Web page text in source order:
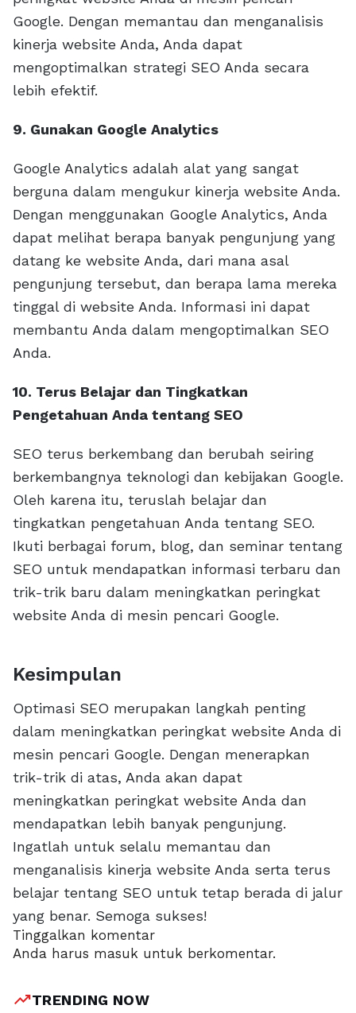
Google. Dengan memantau dan menganalisis
kinerja website Anda, Anda dapat
mengoptimalkan strategi SEO Anda secara
lebih efektif.
9. Gunakan Google Analytics
Google Analytics adalah alat yang sangat
berguna dalam mengukur kinerja website Anda.
Dengan menggunakan Google Analytics, Anda
dapat melihat berapa banyak pengunjung yang
datang ke website Anda, dari mana asal
pengunjung tersebut, dan berapa lama mereka
tinggal di website Anda. Informasi ini dapat
membantu Anda dalam mengoptimalkan SEO
Anda.
10. Terus Belajar dan Tingkatkan
Pengetahuan Anda tentang SEO
SEO terus berkembang dan berubah seiring
berkembangnya teknologi dan kebijakan Google.
Oleh karena itu, teruslah belajar dan
tingkatkan pengetahuan Anda tentang SEO.
Ikuti berbagai forum, blog, dan seminar tentang
SEO untuk mendapatkan informasi terbaru dan
trik-trik baru dalam meningkatkan peringkat
website Anda di mesin pencari Google.
Kesimpulan
Optimasi SEO merupakan langkah penting
dalam meningkatkan peringkat website Anda di
mesin pencari Google. Dengan menerapkan
trik-trik di atas, Anda akan dapat
meningkatkan peringkat website Anda dan
mendapatkan lebih banyak pengunjung.
Ingatlah untuk selalu memantau dan
menganalisis kinerja website Anda serta terus
belajar tentang SEO untuk tetap berada di jalur
yang benar. Semoga sukses!
Tinggalkan komentar
Anda harus masuk untuk berkomentar.
trending_upTRENDING NOW